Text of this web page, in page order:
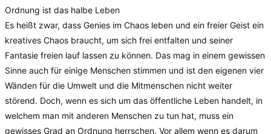
Ordnung ist das halbe Leben
Es heißt zwar, dass Genies im Chaos leben und ein freier Geist ein
kreatives Chaos braucht, um sich frei entfalten und seiner
Fantasie freien lauf lassen zu können. Das mag in einem gewissen
Sinne auch für einige Menschen stimmen und ist den eigenen vier
Wänden für die Umwelt und die Mitmenschen nicht weiter
störend. Doch, wenn es sich um das öffentliche Leben handelt, in
welchem man mit anderen Menschen zu tun hat, muss ein
gewisses Grad an Ordnung herrschen. Vor allem wenn es darum